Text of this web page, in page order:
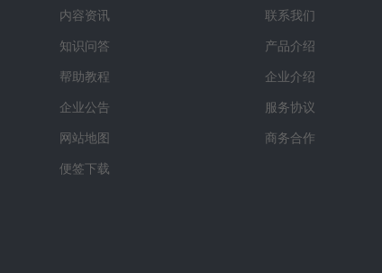
内容资讯
知识问答
帮助教程
企业公告
网站地图
便签下载
联系我们
产品介绍
企业介绍
服务协议
商务合作